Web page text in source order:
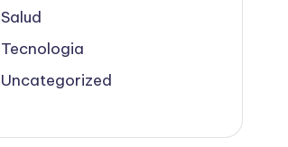
Salud
Tecnologia
Uncategorized